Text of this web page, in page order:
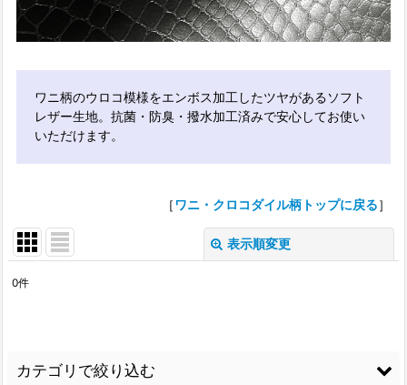
ワニ柄のウロコ模様をエンボス加工したツヤがあるソフト
レザー生地。抗菌・防臭・撥水加工済みで安心してお使い
いただけます。
［ワニ・クロコダイル柄トップに戻る］
表示順変更
0件
カテゴリで絞り込む